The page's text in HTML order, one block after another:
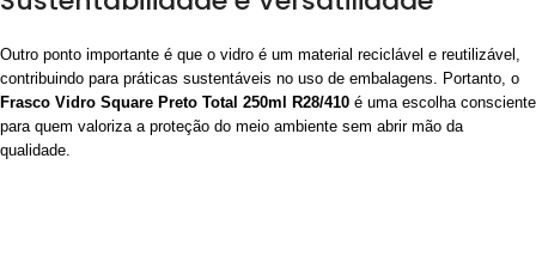
Outro ponto importante é que o vidro é um material reciclável e reutilizável,
contribuindo para práticas sustentáveis no uso de embalagens. Portanto, o
Frasco Vidro Square Preto Total 250ml R28/410 é uma escolha consciente
para quem valoriza a proteção do meio ambiente sem abrir mão da
qualidade.